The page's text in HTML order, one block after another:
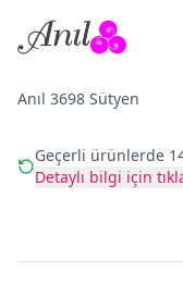
Anıl 3698 Sütyen
Geçerli ürünlerde
Detaylı bilgi için